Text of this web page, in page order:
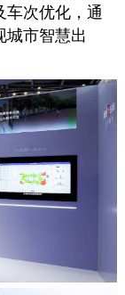
车次优化，通
城市智慧出